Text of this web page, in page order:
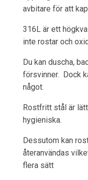
avbitare för att
316L är ett
inte rostar och
Du kan duscha,
försvinner. Dock
något.
Rostfritt stål är
hygieniska.
Dessutom kan
återanvändas
flera sätt